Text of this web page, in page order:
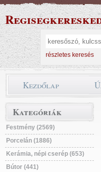
részletes keresés
Kezdőlap
Kategóriák
Festmény (2569)
Porcelán (1886)
Kerámia, népi cserép (653)
Bútor (441)